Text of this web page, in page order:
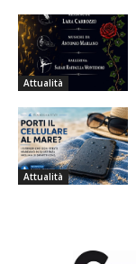
Attualità
Attualità